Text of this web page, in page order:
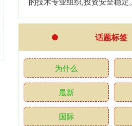
话题标签
为什么
最新
国际